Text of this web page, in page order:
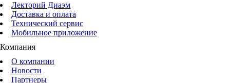
Лекторий Диаэм
Доставка и оплата
Технический сервис
Мобильное приложение
Компания
О компании
Новости
Партнеры